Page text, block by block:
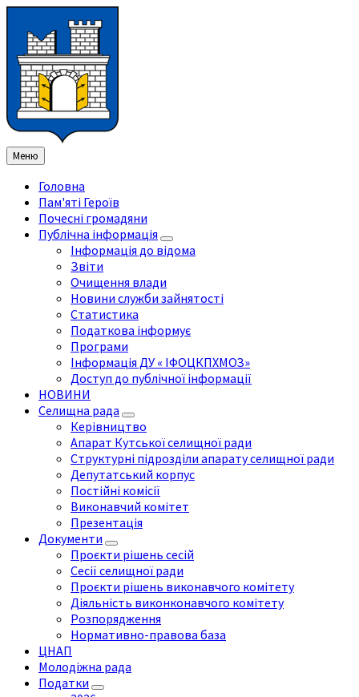
змісту
ліву
бічну
панель
праву
бічну
панель
нижнього
колонтитула
Меню
Головна
Пам'яті Героїв
Почесні громадяни
Публічна інформація
Інформація до відома
Звіти
Очищення влади
Новини служби зайнятості
Статистика
Податкова інформує
Програми
Інформація ДУ « ІФОЦКПХМОЗ»
Доступ до публічної інформації
НОВИНИ
Селищна рада
Керівництво
Апарат Кутської селищної ради
Структурні підрозділи апарату селищної ради
Депутатський корпус
Постійні комісії
Виконавчий комітет
Презентація
Документи
Проєкти рішень сесій
Сесії селищної ради
Проєкти рішень виконавчого комітету
Діяльність виконконавчого комітету
Розпорядження
Нормативно-правова база
ЦНАП
Молодіжна рада
Податки